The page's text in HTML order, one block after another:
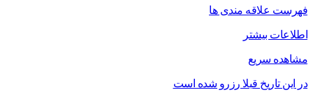
فهرست علاقه مندی ها
اطلاعات بیشتر
مشاهده سریع
در این تاریخ قبلا رزرو شده است